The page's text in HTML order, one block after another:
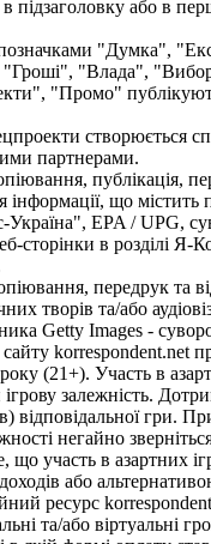
підзаголовку або в
"Думка",
"Гроші", "Влада",
"Промо"
створюється
партнерами.
публікація,
що містить
Україна", EPA / UPG,
сторінки в розділі Я-
передрук та
творів та/або
Getty Images -
korrespondent.net
(21+). Участь в
залежність.
відповідальної гри.
негайно
що участь в азартних
або
ресурс
та/або віртуальні